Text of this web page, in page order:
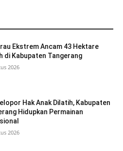
Ekstrem Ancam 43 Hektare
di Kabupaten Tangerang
2026
Hak Anak Dilatih, Kabupaten
Hidupkan Permainan
2026